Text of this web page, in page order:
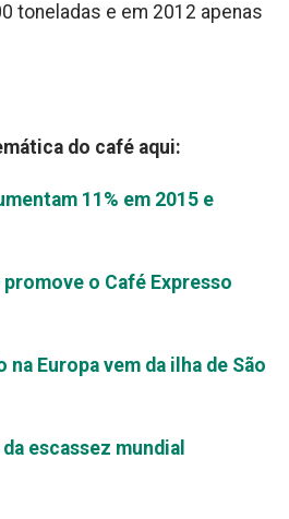
toneladas e em 2012 apenas
do café aqui:
11% em 2015 e
o Café Expresso
Europa vem da ilha de São
escassez mundial